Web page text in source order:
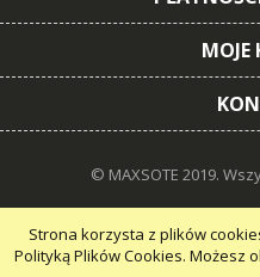
Strona korzysta z plików
Polityką Plików Cookies. Możesz
MOJE
© MAXSOTE 2019.